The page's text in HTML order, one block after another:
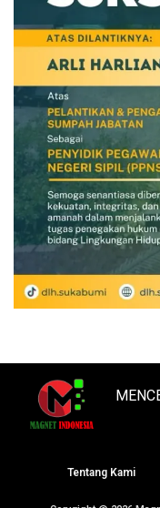
Tentang Kami